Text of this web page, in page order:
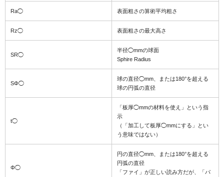
Ra◯ 表面粗さの算術平均粗さ
Rz◯ 表面粗さの最大高さ
SR◯
半径◯mmの球面
Sphire Radius
SΦ◯
球の直径◯mm、または180°を超える
球の円弧の直径
t◯
「板厚◯mmの材料を使え」という指
示
（「加工して板厚◯mmにする」とい
う意味ではない）
Φ◯
円の直径◯mm、または180°を超える
円弧の直径
「ファイ」が正しい読み方だが、「パ